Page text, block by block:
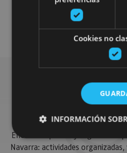
Visitas guiadas
Busca
Encuentra planes y sugerencias
Navarra: actividades
Cookies no
INFORMACIÓN